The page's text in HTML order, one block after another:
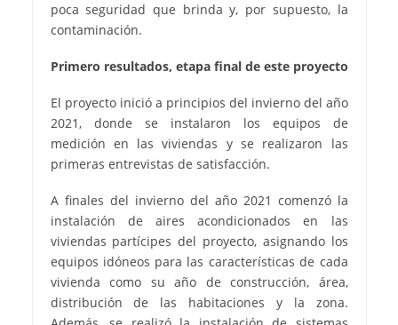
poca seguridad que brinda y, por supuesto, la
contaminación.
Primero resultados, etapa final de este proyecto
El proyecto inició a principios del invierno del año
2021, donde se instalaron los equipos de
medición en las viviendas y se realizaron las
primeras entrevistas de satisfacción.
A finales del invierno del año 2021 comenzó la
instalación de aires acondicionados en las
viviendas partícipes del proyecto, asignando los
equipos idóneos para las características de cada
vivienda como su año de construcción, área,
distribución de las habitaciones y la zona.